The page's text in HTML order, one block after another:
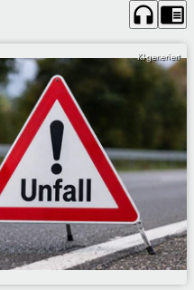
headphones chrome_reader_mode
KI-generiert